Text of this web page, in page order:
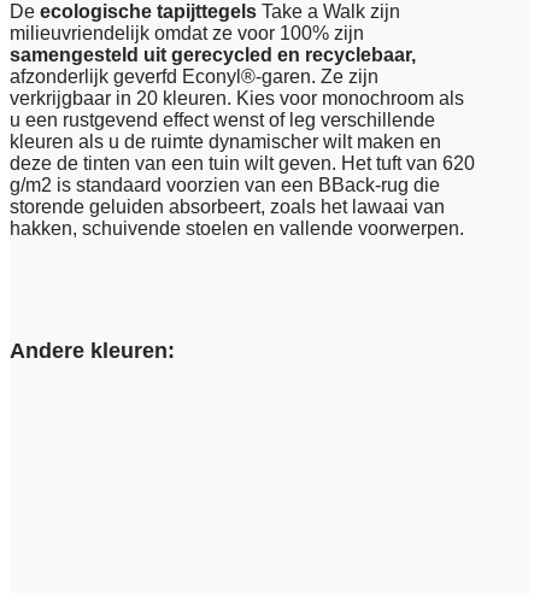
De ecologische tapijttegels Take a Walk zijn
milieuvriendelijk omdat ze voor 100% zijn
samengesteld uit gerecycled en recyclebaar,
afzonderlijk geverfd Econyl®-garen. Ze zijn
verkrijgbaar in 20 kleuren. Kies voor monochroom als
u een rustgevend effect wenst of leg verschillende
kleuren als u de ruimte dynamischer wilt maken en
deze de tinten van een tuin wilt geven. Het tuft van 620
g/m2 is standaard voorzien van een BBack-rug die
storende geluiden absorbeert, zoals het lawaai van
hakken, schuivende stoelen en vallende voorwerpen.
Andere kleuren: